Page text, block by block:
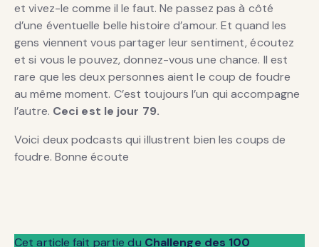
et vivez-le comme il le faut. Ne passez pas à côté
d’une éventuelle belle histoire d’amour. Et quand les
gens viennent vous partager leur sentiment, écoutez
et si vous le pouvez, donnez-vous une chance. Il est
rare que les deux personnes aient le coup de foudre
au même moment. C’est toujours l’un qui accompagne
l’autre. Ceci est le jour 79.
Voici deux podcasts qui illustrent bien les coups de
foudre. Bonne écoute
Cet article fait partie du Challenge des 100